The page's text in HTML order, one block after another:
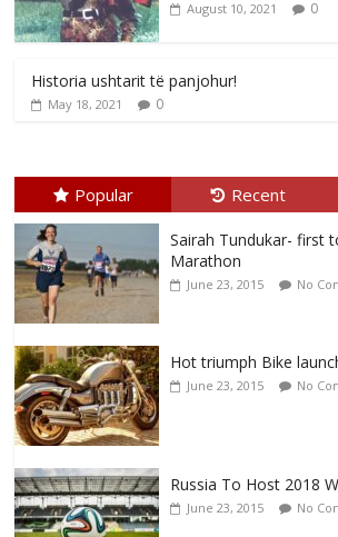
August 10, 2021 0
Historia ushtarit të panjohur!
May 18, 2021 0
Popular Recent
Sairah Tundukar- first
Marathon
June 23, 2015 No
Hot triumph Bike
June 23, 2015 No
Russia To Host 2018
June 23, 2015 No